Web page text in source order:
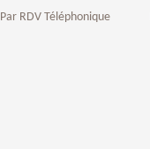
Par RDV Téléphonique